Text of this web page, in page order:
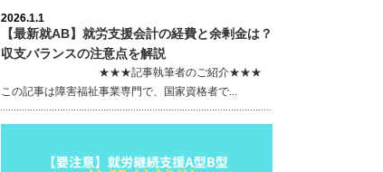
2026.1.1
【最新就AB】就労支援会計の経費と余剰金は？
収支バランスの注意点を解説
★★★記事執筆者のご紹介★★★
この記事は障害福祉事業専門で、国家資格者で...